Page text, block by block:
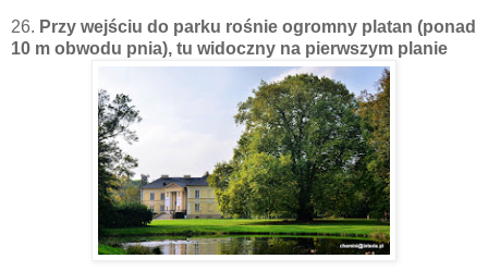
26. Przy wejściu do parku rośnie ogromny platan (ponad
10 m obwodu pnia), tu widoczny na pierwszym planie